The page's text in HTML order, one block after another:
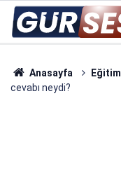
Anasayfa Eğitim
cevabı neydi?